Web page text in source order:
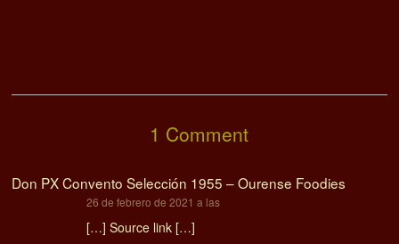
1 Comment
Don PX Convento Selección 1955 – Ourense Foodies
26 de febrero de 2021 a las
[…] Source link […]